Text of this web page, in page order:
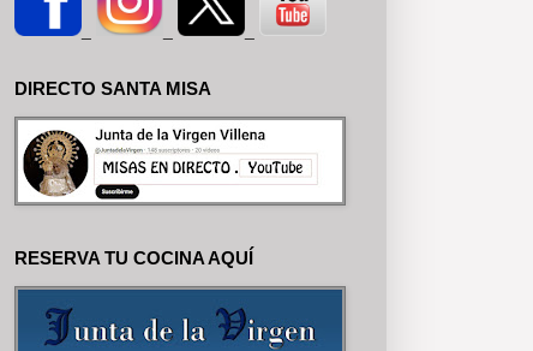
DIRECTO SANTA MISA
RESERVA TU COCINA AQUÍ